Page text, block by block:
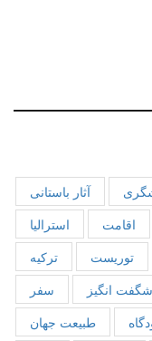
آثار باستانی
استرالیا
اقامت
ترکیه
توریست
سفر
شگفت انگیز
طبیعت جهان